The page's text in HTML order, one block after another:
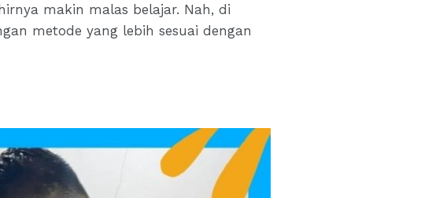
makin malas belajar. Nah, di
metode yang lebih sesuai dengan